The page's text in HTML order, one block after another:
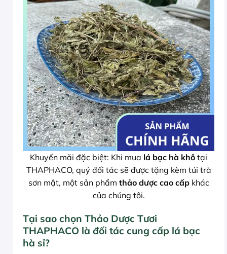
Khuyến mãi đặc biệt: Khi mua lá bạc hà khô tại
THAPHACO, quý đối tác sẽ được tặng kèm túi trà
sơn mật, một sản phẩm thảo dược cao cấpkhác
của chúng tôi.
Tại sao chọn Thảo Dược Tươi
THAPHACO là đối tác cung cấp lá bạc
hà sỉ?